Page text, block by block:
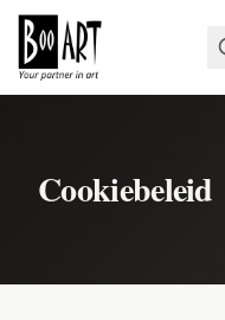
Cookiebeleid